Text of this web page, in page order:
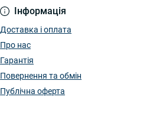
Інформація
Доставка і оплата
Про нас
Гарантія
Повернення та обмін
Публічна оферта